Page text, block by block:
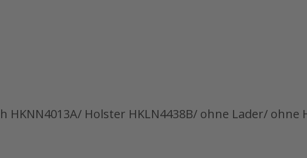
HKNN4013A/ Holster HKLN4438B/ ohne Lader/